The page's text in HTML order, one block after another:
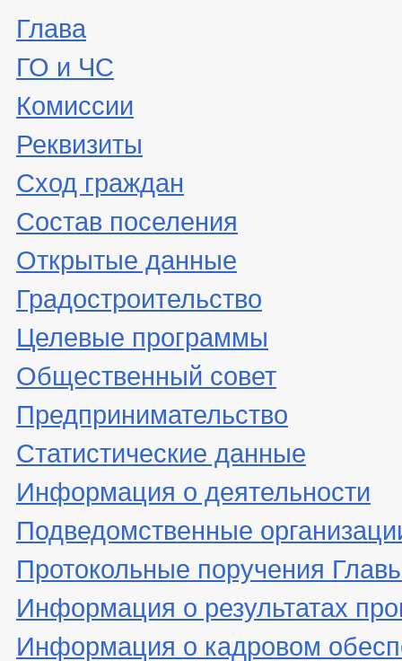
Глава
ГО и ЧС
Комиссии
Реквизиты
Сход граждан
Состав поселения
Открытые данные
Градостроительство
Целевые программы
Общественный совет
Предпринимательство
Статистические данные
Информация о деятельности
Подведомственные
Протокольные поручения
Информация о результатах
Информация о кадровом